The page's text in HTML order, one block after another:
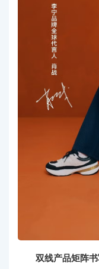
双线产品矩阵